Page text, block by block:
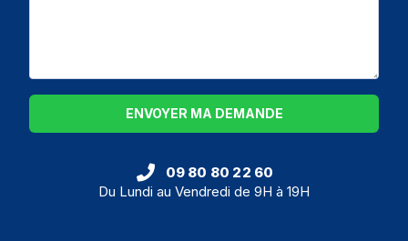
ENVOYER MA DEMANDE
09 80 80 22 60
Du Lundi au Vendredi de 9H à 19H